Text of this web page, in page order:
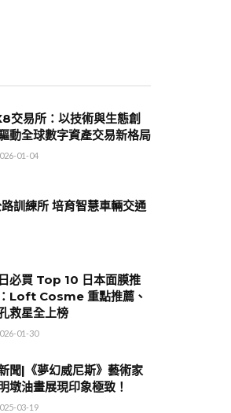
交易所：以技術與生態創
動全球數字資產交易新格局
01-04
訓練所 培育智慧車輛交通
必買 Top 10 日本面膜推
Loft Cosme 重點推薦、
救星全上榜
01-30
聞|《夢幻威尼斯》藝術家
墩油畫展現印象極致！
03-19